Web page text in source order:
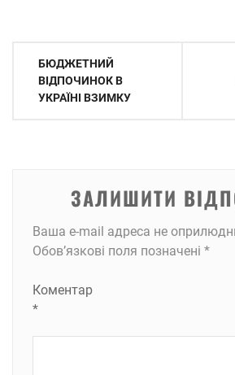
Навігація
записів
БЮДЖЕТНИЙ
ВІДПОЧИНОК В
УКРАЇНІ ВЗИМКУ
ЗАЛИШИТИ
Ваша e-mail адреса не
Обов’язкові поля позначені *
Коментар
*